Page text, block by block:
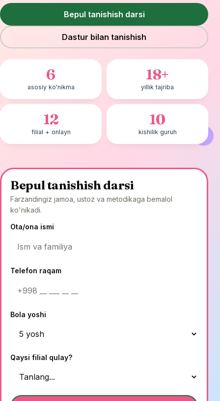
Bepul tanishish darsi
Dastur bilan tanishish
6
asosiy ko'nikma
18+
yillik tajriba
12
filial + onlayn
10
kishilik guruh
Bepul tanishish darsi
Farzandingiz jamoa, ustoz va metodikaga bemalol
ko'nikadi.
Ota/ona ismi
Telefon raqam
Bola yoshi
Qaysi filial qulay?